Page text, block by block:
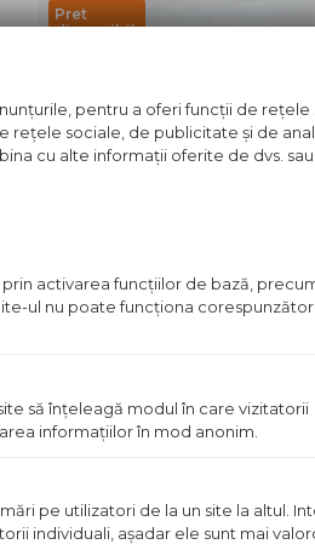
Pret
disponibil
Pret disponibil in
pentru a oferi funcții de rețele
sociale, de publicitate și de
cu alte informații oferite de dvs.
activarea funcţiilor de bază,
ul nu poate funcţiona
să înţeleagă modul în care vizitatorii
informaţiilor în mod anonim.
pe utilizatori de la un site la altul.
individuali, aşadar ele sunt mai